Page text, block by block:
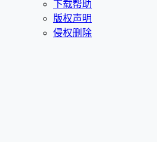
下载帮助
版权声明
侵权删除